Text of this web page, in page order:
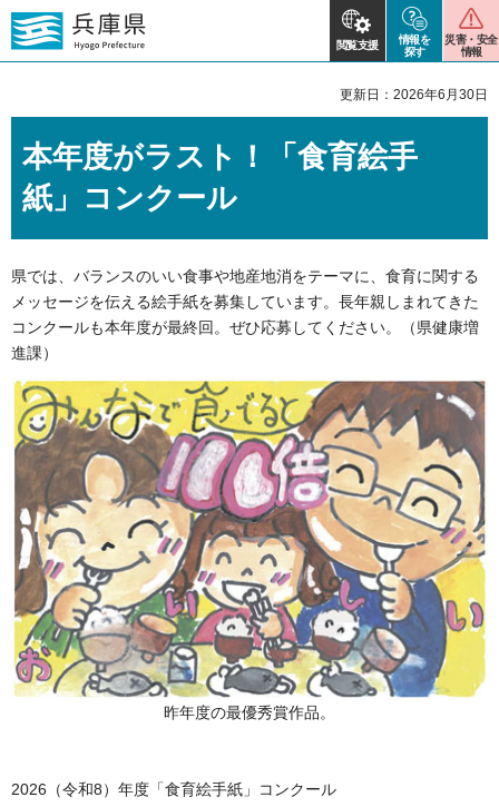
閲覧支援
情報を
探す
災害・安全
情報
更新日：2026年6月30日
本年度がラスト！「食育絵手
紙」コンクール
県では、バランスのいい食事や地産地消をテーマに、食育に関する
メッセージを伝える絵手紙を募集しています。長年親しまれてきた
コンクールも本年度が最終回。ぜひ応募してください。（県健康増
進課）
昨年度の最優秀賞作品。
2026（令和8）年度「食育絵手紙」コンクール